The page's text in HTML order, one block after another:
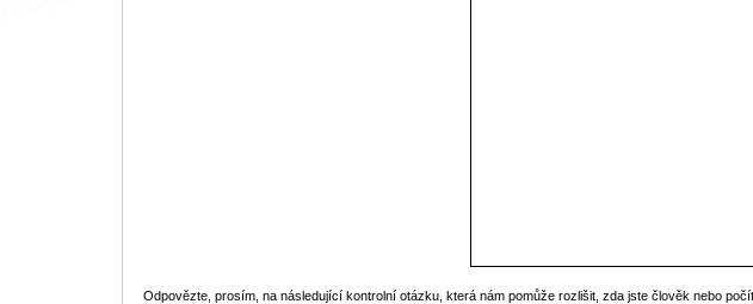
Odpovězte, prosím, na následující kontrolní otázku, která nám pomůže rozlišit, zda jste člověk nebo